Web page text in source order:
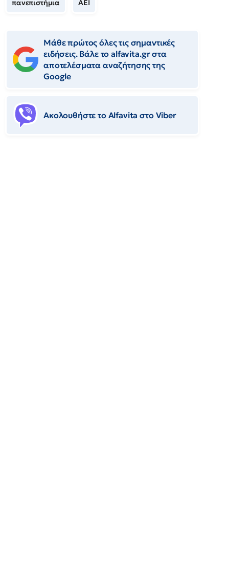
πανεπιστήμια ΑΕΙ
Μάθε πρώτος όλες τις σημαντικές
ειδήσεις. Βάλε το alfavita.gr στα
αποτελέσματα αναζήτησης της
Google
Ακολουθήστε το Αlfavita στο Viber